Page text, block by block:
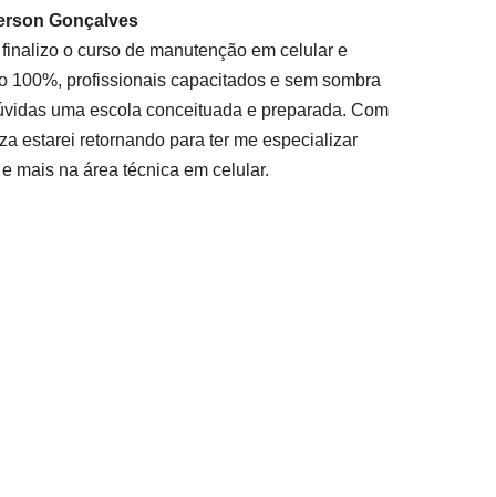
Gonçalves
o curso de manutenção em celular e
100%, profissionais capacitados e sem sombra
uma escola conceituada e preparada. Com
estarei retornando para ter me especializar
mais na área técnica em celular.